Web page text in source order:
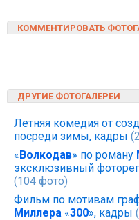
КОММЕНТИРОВАТЬ
ДРУГИЕ ФОТОГАЛЕРЕИ
Летняя комедия от
посреди зимы, кадры
«Волкодав» по роману
эксклюзивный
(104 фото)
Фильм по мотивам
Миллера «300», кадры